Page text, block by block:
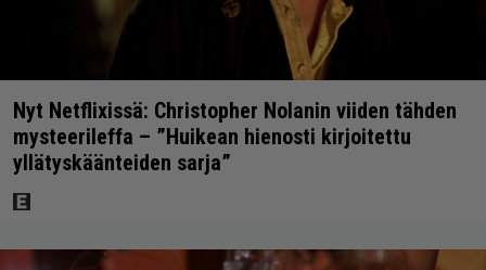
Nyt Netflixissä: Christopher Nolanin viiden tähden
mysteerileffa – ”Huikean hienosti kirjoitettu
yllätyskäänteiden sarja”